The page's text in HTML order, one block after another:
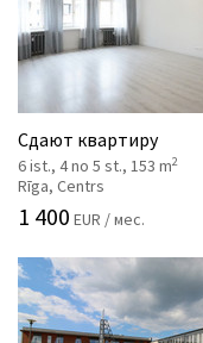
Сдают квартиру
6 ist., 4 no 5 st., 153 m2
Rīga, Centrs
1 400 EUR / мес.